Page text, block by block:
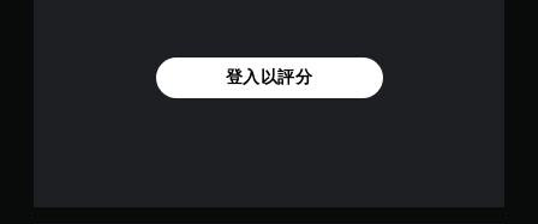
登入以評分